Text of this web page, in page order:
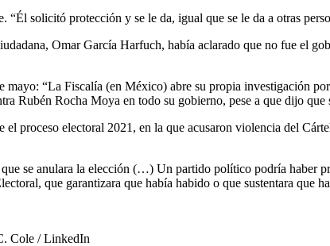
solicitó protección y se le da, igual que se le da a otras
Omar García Harfuch, había aclarado que no fue el
mayo: “La Fiscalía (en México) abre su propia investigación
Rubén Rocha Moya en todo su gobierno, pese a que dijo que
el proceso electoral 2021, en la que acusaron violencia del
se anulara la elección (…) Un partido político podría haber
que garantizara que había habido o que sustentara que
Cole / LinkedIn